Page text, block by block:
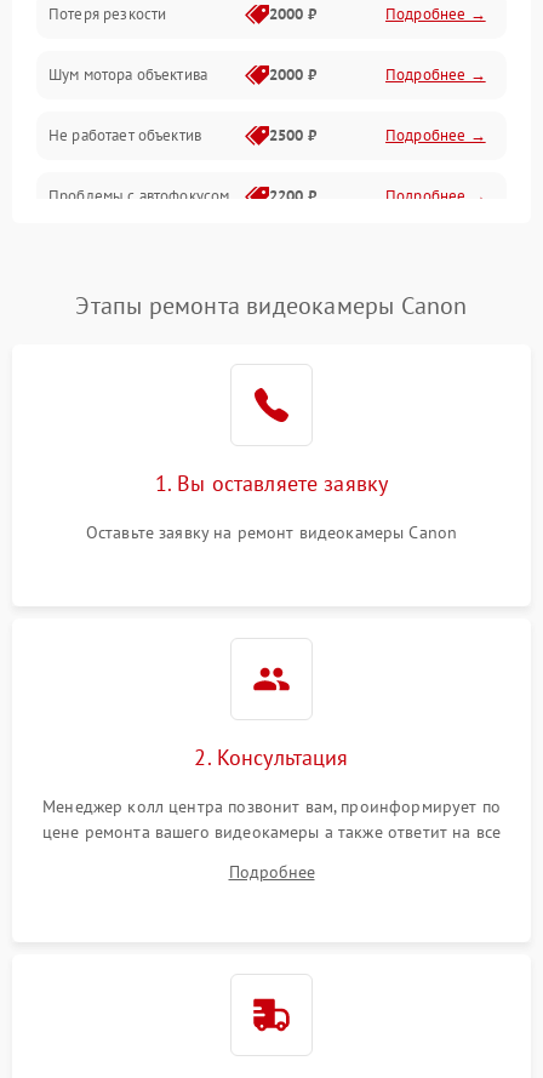
Аудио
Потеря резкости 2000 ₽ Подробнее →
Шум мотора объектива 2000 ₽ Подробнее →
Не работает объектив 2500 ₽ Подробнее →
Проблемы с автофокусом 2200 ₽ Подробнее →
2200 ₽
Не работает стабилизация
2300 ₽ Подробнее →
Этапы ремонта видеокамеры Canon
1. Вы оставляете заявку
Оставьте заявку на ремонт видеокамеры Canon
2. Консультация
Менеджер колл центра позвонит вам, проинформирует по
цене ремонта вашего видеокамеры а также ответит на все
Подробнее